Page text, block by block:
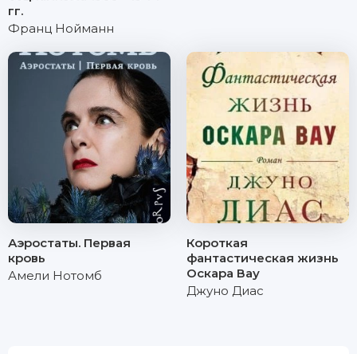
гг.
Франц Нойманн
Аэростаты. Первая
кровь
Амели Нотомб
Короткая
фантастическая жизнь
Оскара Вау
Джуно Диас